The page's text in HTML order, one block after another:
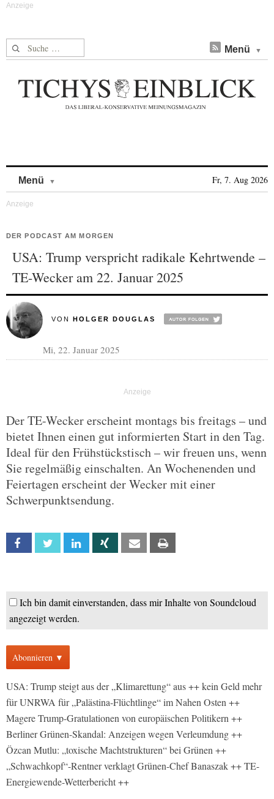
Suche nach: Menü
Menü Fr, 7. Aug 2026
DER PODCAST AM MORGEN
USA: Trump verspricht radikale Kehrtwende –
TE-Wecker am 22. Januar 2025
VON HOLGER DOUGLAS
Mi, 22. Januar 2025
Der TE-Wecker erscheint montags bis freitags – und
bietet Ihnen einen gut informierten Start in den Tag.
Ideal für den Frühstückstisch – wir freuen uns, wenn
Sie regelmäßig einschalten. An Wochenenden und
Feiertagen erscheint der Wecker mit einer
Schwerpunktsendung.
Facebook Twitter Linkedin Xing Email
Ich bin damit einverstanden, dass mir Inhalte von Soundcloud
angezeigt werden.
Abonnieren ▼
USA: Trump steigt aus der „Klimarettung“ aus ++ kein Geld mehr
für UNRWA für „Palästina-Flüchtlinge“ im Nahen Osten ++
Magere Trump-Gratulationen von europäischen Politikern ++
Berliner Grünen-Skandal: Anzeigen wegen Verleumdung ++
Özcan Mutlu: „toxische Machtstrukturen“ bei Grünen ++
„Schwachkopf“-Rentner verklagt Grünen-Chef Banaszak ++ TE-
Energiewende-Wetterbericht ++